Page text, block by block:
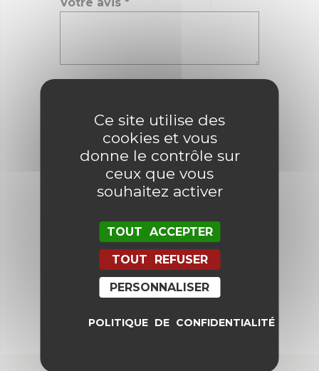
Votre avis *
et mon site dans le navigateur
pour mon prochain commentaire.
Ce site utilise des
cookies et vous
donne le contrôle sur
ceux que vous
souhaitez activer
TOUT ACCEPTER
TOUT REFUSER
PERSONNALISER
POLITIQUE DE CONFIDENTIALITÉ